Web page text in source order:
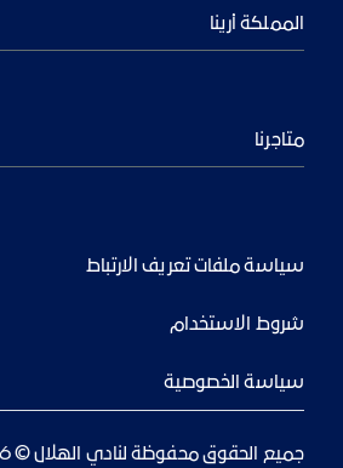
المملكة أرينا
متاجرنا
سياسة ملفات تعريف الارتباط
شروط الاستخدام
سياسة الخصوصية
جميع الحقوق محفوظة لنادي الهلال © 2026